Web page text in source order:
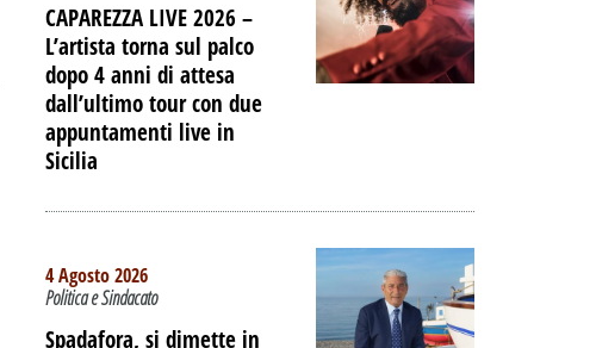
CAPAREZZA LIVE 2026 –
L’artista torna sul palco
dopo 4 anni di attesa
dall’ultimo tour con due
appuntamenti live in
Sicilia
4 Agosto 2026
Politica e Sindacato
Spadafora, si dimette in